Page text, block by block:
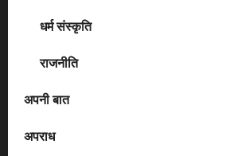
धर्म संस्कृति
राजनीति
अपनी बात
अपराध